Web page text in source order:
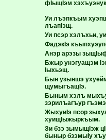
фIыщIэм
Уи лъэпкъым
лъапIэщ.
Уи псэр хэлъхьи,
ФадэкIэ
Анэр арэзы
Бжыр унэгуащэм
Iыхьэщ.
Бын узыншэ
щумыгъащIэ.
Быным хэлъ
зэрилъагъур
ЖыхуиIэ псор
хуищIыжыркъым.
Зи бзэ зымыщIэж
быныр бзэмыIу